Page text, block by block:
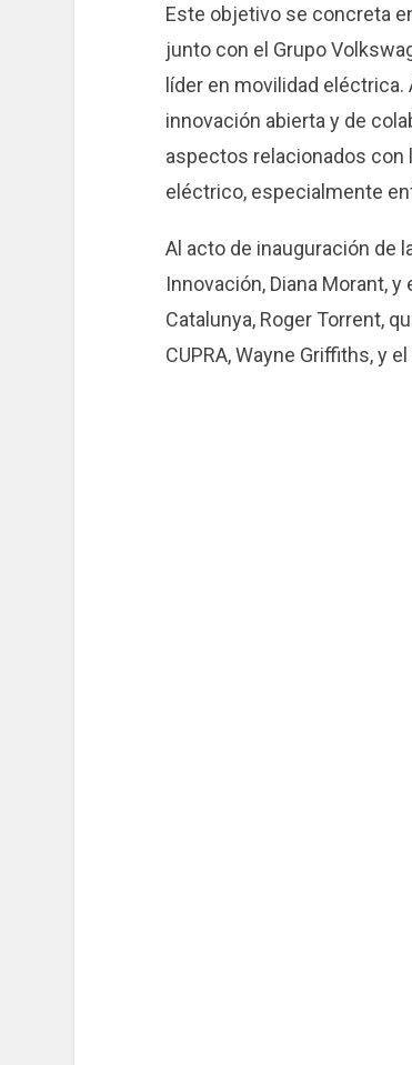
Este objetivo se concreta
junto con el Grupo
líder en movilidad
innovación abierta y de
aspectos relacionados con
eléctrico, especialmente
Al acto de inauguración de
Innovación, Diana Morant,
Catalunya, Roger Torrent,
CUPRA, Wayne Griffiths, y